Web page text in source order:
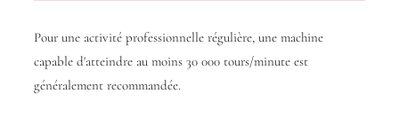
Pour une activité professionnelle régulière, une machine
capable d'atteindre au moins 30 000 tours/minute est
généralement recommandée.